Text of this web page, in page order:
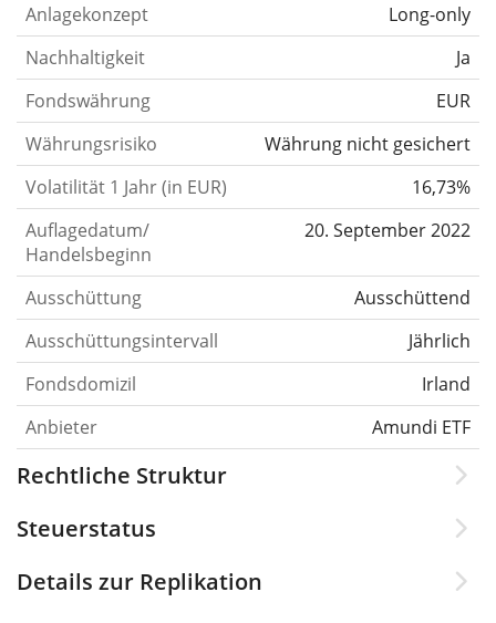
Anlagekonzept
Long-only
Nachhaltigkeit
Ja
Fondswährung
EUR
Währungsrisiko
Währung nicht gesichert
Volatilität 1 Jahr (in EUR)
16,73%
Auflagedatum/
Handelsbeginn
20. September 2022
Ausschüttung
Ausschüttend
Ausschüttungsintervall
Jährlich
Fondsdomizil
Irland
Anbieter
Amundi ETF
Rechtliche Struktur
Steuerstatus
Details zur Replikation